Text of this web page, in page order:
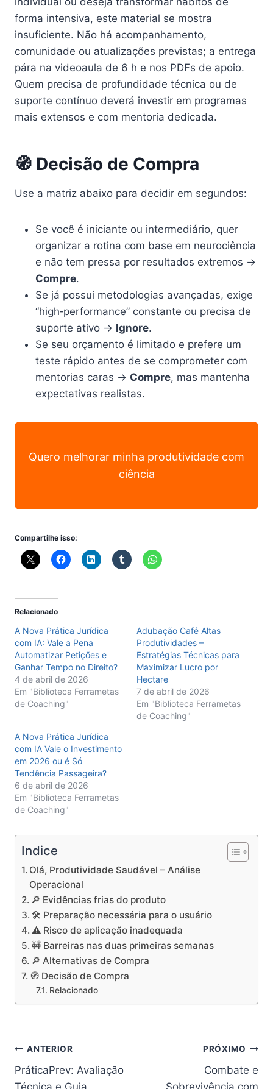
forma intensiva, este material se mostra
insuficiente. Não há acompanhamento,
comunidade ou atualizações previstas; a entrega
pára na videoaula de 6 h e nos PDFs de apoio.
Quem precisa de profundidade técnica ou de
suporte contínuo deverá investir em programas
mais extensos e com mentoria dedicada.
🧭 Decisão de Compra
Use a matriz abaixo para decidir em segundos:
Se você é iniciante ou intermediário, quer
organizar a rotina com base em neurociência
e não tem pressa por resultados extremos →
Compre.
Se já possui metodologias avançadas, exige
“high‑performance” constante ou precisa de
suporte ativo → Ignore.
Se seu orçamento é limitado e prefere um
teste rápido antes de se comprometer com
mentorias caras → Compre, mas mantenha
expectativas realistas.
Quero melhorar minha produtividade com
ciência
Compartilhe isso:
Relacionado
A Nova Prática Jurídica
com IA: Vale a Pena
Automatizar Petições e
Ganhar Tempo no Direito?
4 de abril de 2026
Em "Biblioteca Ferrametas
de Coaching"
Adubação Café Altas
Produtividades –
Estratégias Técnicas para
Maximizar Lucro por
Hectare
7 de abril de 2026
Em "Biblioteca Ferrametas
de Coaching"
A Nova Prática Jurídica
com IA Vale o Investimento
em 2026 ou é Só
Tendência Passageira?
6 de abril de 2026
Em "Biblioteca Ferrametas
de Coaching"
Indice
Olá, Produtividade Saudável – Análise
Operacional
🔎 Evidências frias do produto
🛠️ Preparação necessária para o usuário
⚠️ Risco de aplicação inadequada
🚧 Barreiras nas duas primeiras semanas
🔎 Alternativas de Compra
🧭 Decisão de Compra
Relacionado
Navegação
de
ANTERIOR
PráticaPrev: Avaliação
Técnica e Guia
PRÓXIMO
Combate e
Sobrevivência com